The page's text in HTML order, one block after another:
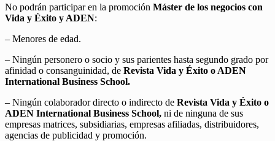
No podrán participar en la promoción Máster de los negocios con
Vida y Éxito y ADEN:
– Menores de edad.
– Ningún personero o socio y sus parientes hasta segundo grado por
afinidad o consanguinidad, de Revista Vida y Éxito o ADEN
International Business School.
– Ningún colaborador directo o indirecto de Revista Vida y Éxito o
ADEN International Business School, ni de ninguna de sus
empresas matrices, subsidiarias, empresas afiliadas, distribuidores,
agencias de publicidad y promoción.